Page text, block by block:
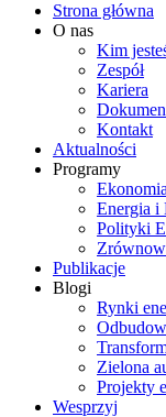
Strona główna
O nas
Kim
Zespół
Kariera
Kontakt
Aktualności
Programy
Energia i
Polityki
Publikacje
Blogi
Rynki
Zielona
Projekty
Wesprzyj